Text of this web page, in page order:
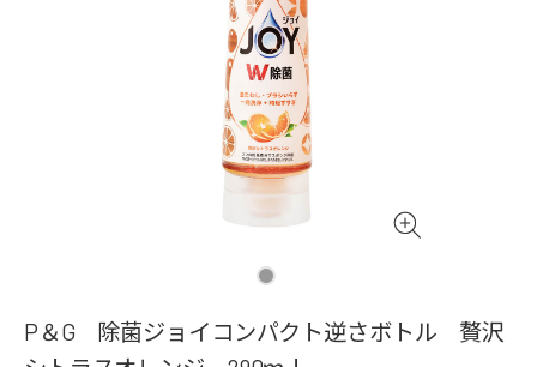
P＆G 除菌ジョイコンパクト逆さボトル 贅沢